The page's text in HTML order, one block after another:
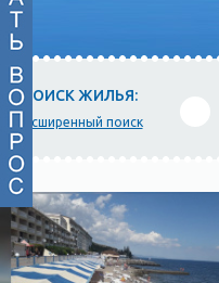
ПОИСК ЖИЛЬЯ:
расширенный поиск